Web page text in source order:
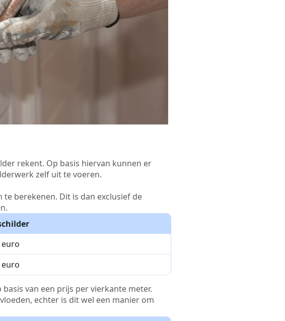
rekent. Op basis hiervan kunnen er
zelf uit te voeren.
berekenen. Dit is dan exclusief de
euro
euro
van een prijs per vierkante meter.
echter is dit wel een manier om